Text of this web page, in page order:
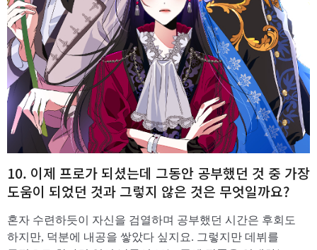
10. 이제 프로가 되셨는데 그동안 공부했던 것 중 가장
도움이 되었던 것과 그렇지 않은 것은 무엇일까요?
혼자 수련하듯이 자신을 검열하며 공부했던 시간은 후회도
하지만, 덕분에 내공을 쌓았다 싶지요. 그렇지만 데뷔를